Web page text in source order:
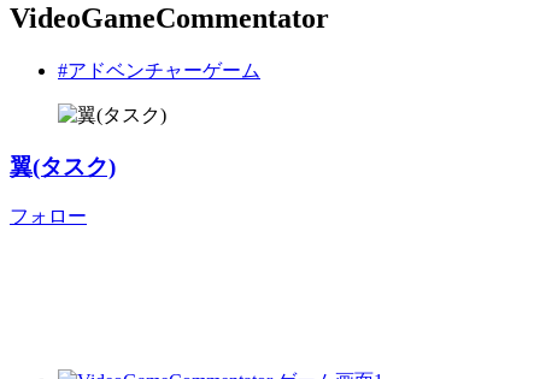
VideoGameCommentator
#アドベンチャーゲーム
翼(タスク)
フォロー